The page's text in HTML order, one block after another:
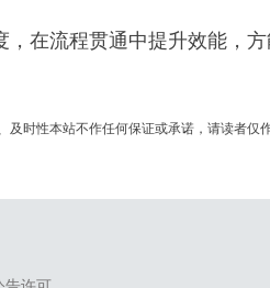
在流程贯通中提升效能，
时性本站不作任何保证或承诺，请读者仅